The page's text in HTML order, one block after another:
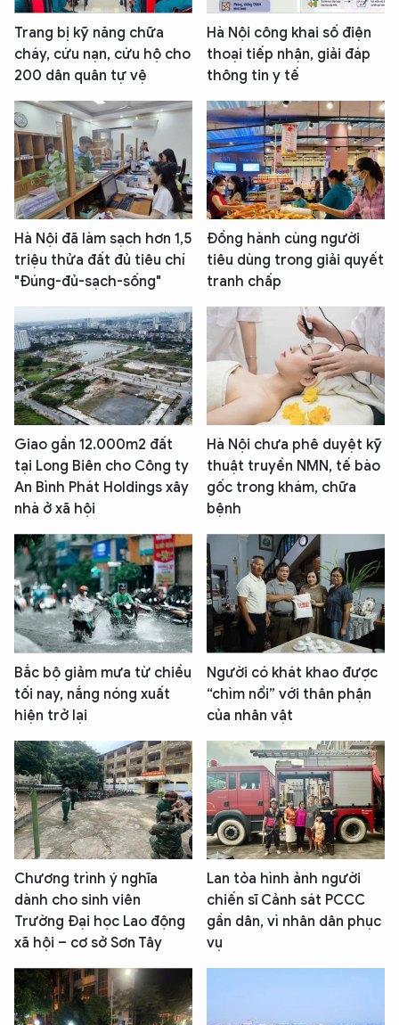
Trang bị kỹ năng chữa
cháy, cứu nạn, cứu hộ cho
200 dân quân tự vệ
Hà Nội công khai số điện
thoại tiếp nhận, giải đáp
thông tin y tế
Hà Nội đã làm sạch hơn 1,5
triệu thửa đất đủ tiêu chí
"Đúng-đủ-sạch-sống"
Đồng hành cùng người
tiêu dùng trong giải quyết
tranh chấp
Giao gần 12.000m2 đất
tại Long Biên cho Công ty
An Bình Phát Holdings xây
nhà ở xã hội
Hà Nội chưa phê duyệt kỹ
thuật truyền NMN, tế bào
gốc trong khám, chữa
bệnh
Bắc bộ giảm mưa từ chiều
tối nay, nắng nóng xuất
hiện trở lại
Người có khát khao được
“chìm nổi” với thân phận
của nhân vật
Chương trình ý nghĩa
dành cho sinh viên
Trường Đại học Lao động
xã hội – cơ sở Sơn Tây
Lan tỏa hình ảnh người
chiến sĩ Cảnh sát PCCC
gần dân, vì nhân dân phục
vụ